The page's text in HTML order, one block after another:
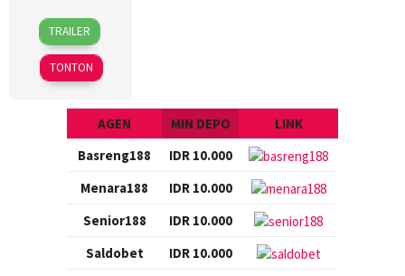
9
Nov
2022
Geoffrey
Baumann
TRAILER
TONTON
AGEN MIN DEPO
LINK
Basreng188
IDR 10.000
Menara188
IDR 10.000
Senior188
IDR 10.000
Saldobet
IDR 10.000